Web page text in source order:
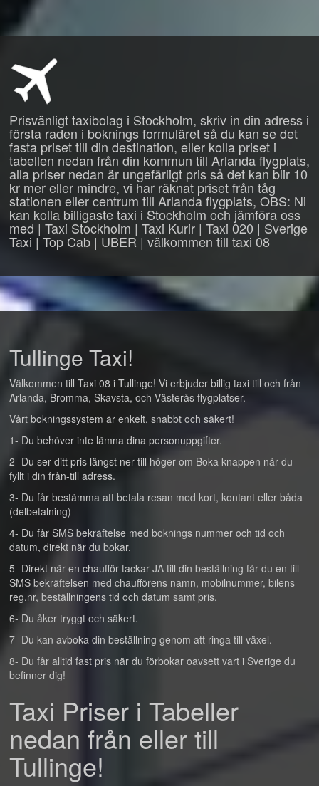
Prisvänligt taxibolag i Stockholm, skriv in din adress i
första raden i boknings formuläret så du kan se det
fasta priset till din destination, eller kolla priset i
tabellen nedan från din kommun till Arlanda flygplats,
alla priser nedan är ungefärligt pris så det kan blir 10
kr mer eller mindre, vi har räknat priset från tåg
stationen eller centrum till Arlanda flygplats, OBS: Ni
kan kolla billigaste taxi i Stockholm och jämföra oss
med | Taxi Stockholm | Taxi Kurir | Taxi 020 | Sverige
Taxi | Top Cab | UBER | välkommen till taxi 08
Tullinge Taxi!
Välkommen till Taxi 08 i Tullinge! Vi erbjuder billig taxi till och från
Arlanda, Bromma, Skavsta, och Västerås flygplatser.
Vårt bokningssystem är enkelt, snabbt och säkert!
1- Du behöver inte lämna dina personuppgifter.
2- Du ser ditt pris längst ner till höger om Boka knappen när du
fyllt i din från-till adress.
3- Du får bestämma att betala resan med kort, kontant eller båda
(delbetalning)
4- Du får SMS bekräftelse med boknings nummer och tid och
datum, direkt när du bokar.
5- Direkt när en chaufför tackar JA till din beställning får du en till
SMS bekräftelsen med chaufförens namn, mobilnummer, bilens
reg.nr, beställningens tid och datum samt pris.
6- Du åker tryggt och säkert.
7- Du kan avboka din beställning genom att ringa till växel.
8- Du får alltid fast pris när du förbokar oavsett vart i Sverige du
befinner dig!
Taxi Priser i Tabeller
nedan från eller till
Tullinge!